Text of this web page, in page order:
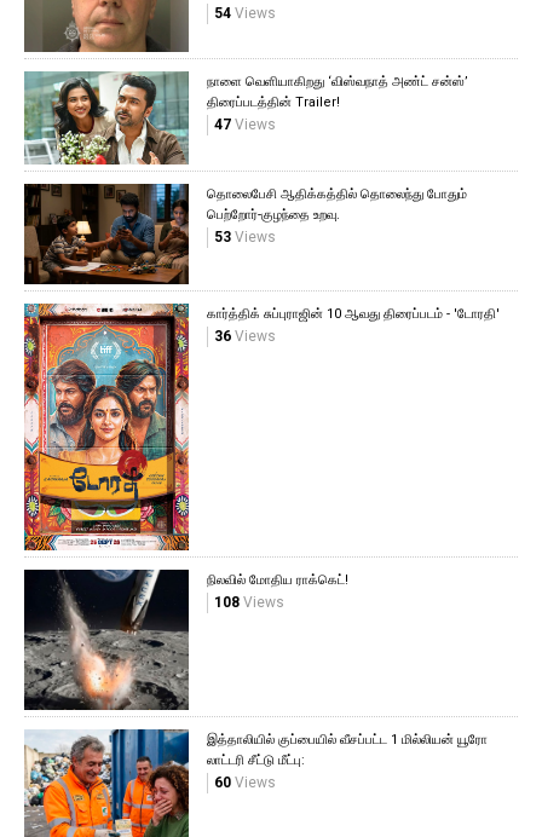
54Views
நாளை வெளியாகிறது ‘விஸ்வநாத் அண்ட் சன்ஸ்’
திரைப்படத்தின் Trailer!
47Views
தொலைபேசி ஆதிக்கத்தில் தொலைந்து போதும்
பெற்றோர்-குழந்தை உறவு.
53Views
கார்த்திக் சுப்புராஜின் 10 ஆவது திரைப்படம் - 'டோரதி'
36Views
நிலவில் மோதிய ராக்கெட்!
108Views
இத்தாலியில் குப்பையில் வீசப்பட்ட 1 மில்லியன் யூரோ
லாட்டரி சீட்டு மீட்பு:
60Views